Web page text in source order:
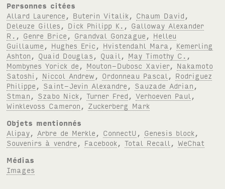
Personnes citées
Allard Laurence , Buterin Vitalik, Chaum David ,
Deleuze Gilles , Dick Philipp K. , Galloway Alexander
R. , Genre Brice , Grandval Gonzague , Helleu
Guillaume , Hughes Eric , Hvistendahl Mara , Kemerling
Ashton , Quaid Douglas , Quail , May Timothy C. ,
Mombynes Yorick de , Mouton-Dubosc Xavier, Nakamoto
Satoshi , Niccol Andrew , Ordonneau Pascal , Rodriguez
Philippe , Saint-Jevin Alexandre , Sauzade Adrian ,
Stman , Szabo Nick,Turner Fred ,Verhoeven Paul ,
Winklevoss Cameron , Zuckerberg Mark
Objets mentionnés
Alipay, Arbre de Merkle , ConnectU , Genesis block,
Souvenirs à vendre , Facebook,Total Recall ,WeChat
Médias
Images